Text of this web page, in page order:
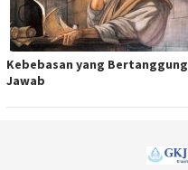
Kebebasan yang Bertanggung
Jawab